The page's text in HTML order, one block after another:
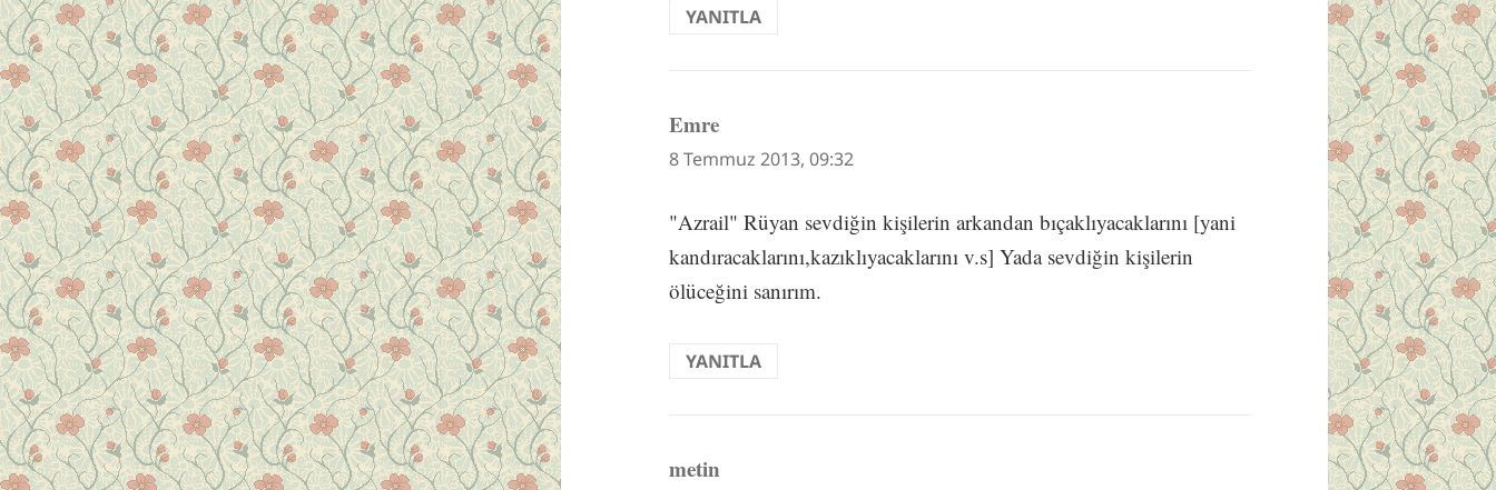
YANITLA
Emrededi
ki:
8 Temmuz 2013, 09:32
"Azrail" Rüyan sevdiğin kişilerin arkandan bıçaklıyacaklarını [yani
kandıracaklarını,kazıklıyacaklarını v.s] Yada sevdiğin kişilerin
ölüceğini sanırım.
YANITLA
metin